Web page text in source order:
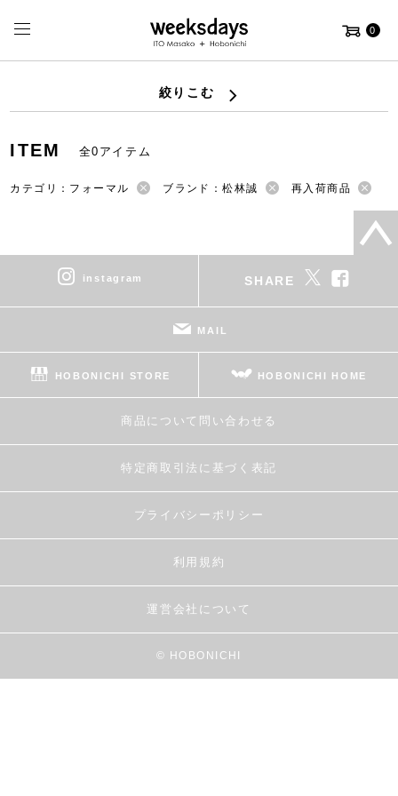
0
絞りこむ
ITEM 全0アイテム
カテゴリ：フォーマル ブランド：松林誠 再入荷商品
instagram SHARE
MAIL
HOBONICHI STORE HOBONICHI HOME
商品について問い合わせる
特定商取引法に基づく表記
プライバシーポリシー
利用規約
運営会社について
© HOBONICHI